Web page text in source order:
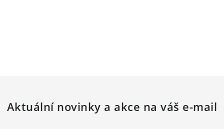
Aktuální novinky a akce na váš e-mail